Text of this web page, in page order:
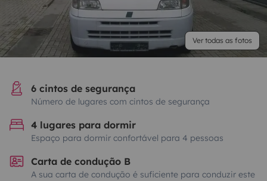
Ver todas as fotos
6 cintos de segurança
Número de lugares com cintos de segurança
4 lugares para dormir
Espaço para dormir confortável para 4 pessoas
Carta de condução B
A sua carta de condução é suficiente para conduzir este